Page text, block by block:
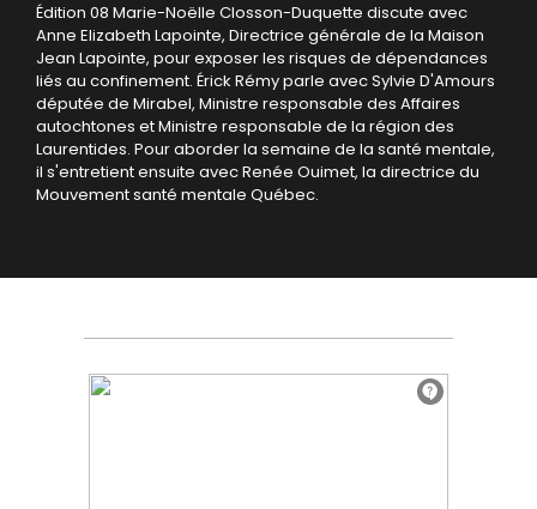
Édition 08 Marie-Noëlle Closson-Duquette discute avec
Anne Elizabeth Lapointe, Directrice générale de la Maison
Jean Lapointe, pour exposer les risques de dépendances
liés au confinement. Érick Rémy parle avec Sylvie D'Amours
députée de Mirabel, Ministre responsable des Affaires
autochtones et Ministre responsable de la région des
Laurentides. Pour aborder la semaine de la santé mentale,
il s'entretient ensuite avec Renée Ouimet, la directrice du
Mouvement santé mentale Québec.